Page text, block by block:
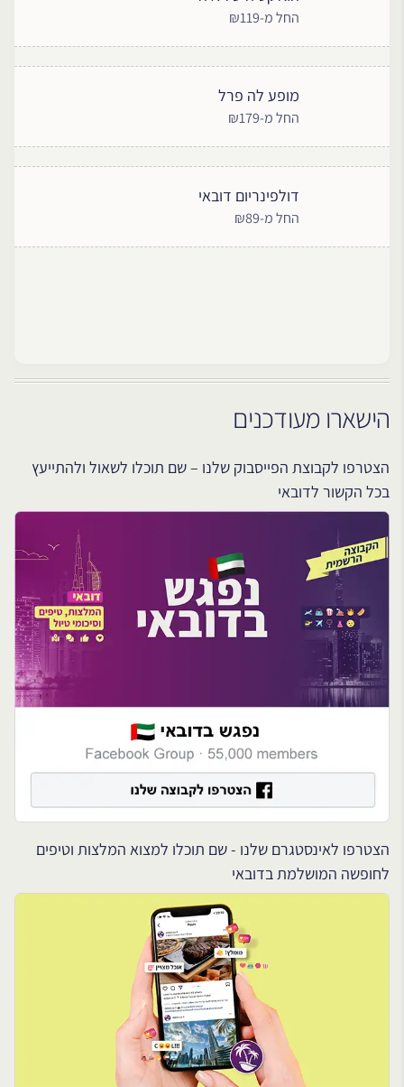
החל מ-₪119
מופע לה פרל
החל מ-₪179
דולפינריום דובאי
החל מ-₪89
הישארו מעודכנים
הצטרפו לקבוצת הפייסבוק שלנו – שם תוכלו לשאול ולהתייעץ
בכל הקשור לדובאי
הצטרפו לאינסטגרם שלנו - שם תוכלו למצוא המלצות וטיפים
לחופשה המושלמת בדובאי